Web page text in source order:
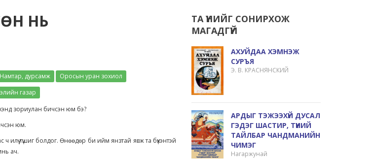
НЬ
Намтар, дурсамж Оросын уран зохиол
газар
зориулан бичсэн юм бэ?
юм.
илүү түшиг болдог. Өнөөдөр би ийм янзтай явж та бүхэнтэй
ач.
ТА ҮҮНИЙГ СОНИРХОЖ
МАГАДГҮЙ
АХУЙДАА ХЭМНЭЖ
СУРЪЯ
Э. В. КРАСНЯНСКИЙ
АРДЫГ ТЭЖЭЭХҮЙ ДУСАЛ
ГЭДЭГ ШАСТИР, ТҮҮНИЙ
ТАЙЛБАР ЧАНДМАНИЙН
ЧИМЭГ
Нагаржунай